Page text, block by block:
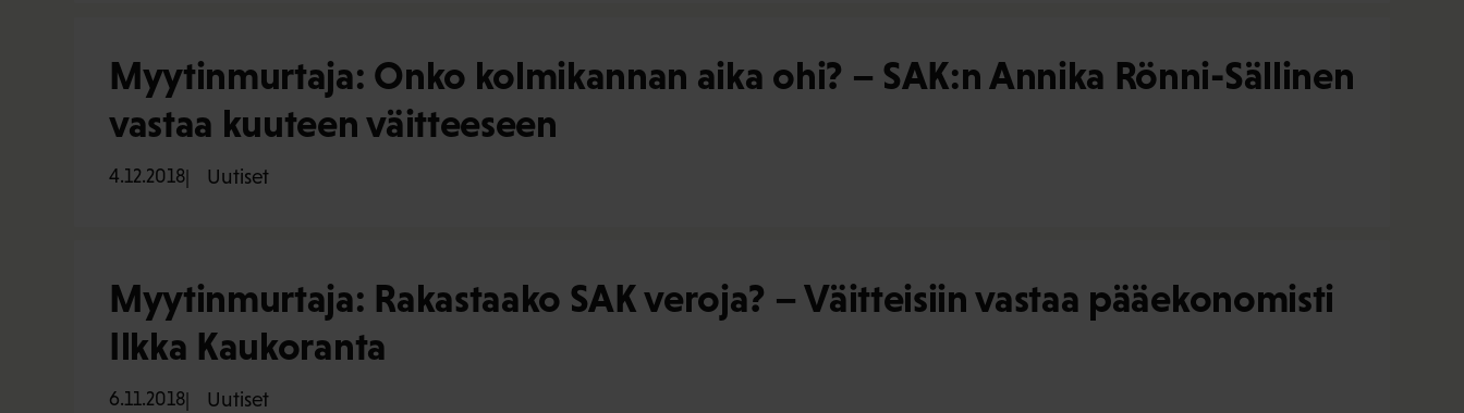
Myytinmurtaja: Onko kolmikannan aika ohi? – SAK:n Annika Rönni-Sällinen
vastaa kuuteen väitteeseen
4.12.2018 Uutiset
Myytinmurtaja: Rakastaako SAK veroja? – Väitteisiin vastaa pääekonomisti
Ilkka Kaukoranta
6.11.2018 Uutiset